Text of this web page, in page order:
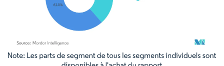
Image © Mordor Intelligence. La réutilisation nécessite une attribution sous CC BY